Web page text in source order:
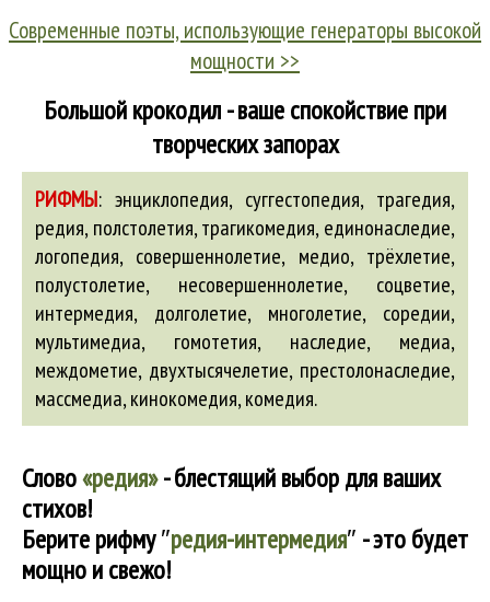
Современные поэты, использующие генераторы высокой
мощности >>
Большой крокодил - ваше спокойствие при
творческих запорах
РИФМЫ: энциклопедия, суггестопедия, трагедия,
редия, полстолетия, трагикомедия,единонаследие,
логопедия, совершеннолетие, медио, трёхлетие,
полустолетие, несовершеннолетие, соцветие,
интермедия, долголетие, многолетие, соредии,
мультимедиа, гомотетия, наследие, медиа,
междометие, двухтысячелетие, престолонаследие,
массмедиа,кинокомедия,комедия.
Слово«редия»- блестящий выбор для ваших
стихов!
Берите рифму″редия-интермедия″ - это будет
мощно и свежо!